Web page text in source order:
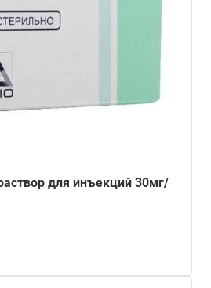
для инъекций 30мг/